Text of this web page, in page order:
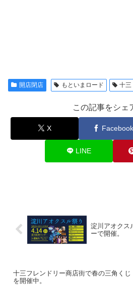
開店閉店 もといまロード 十三
この記事をシェ
X Facebook
LINE
淀川アオクス
ーで開催。
十三フレンドリー商店街で春の三角くじ
を開催中。